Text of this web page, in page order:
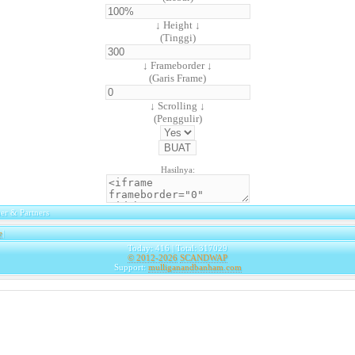
↓ Height ↓
(Tinggi)
↓ Frameborder ↓
(Garis Frame)
↓ Scrolling ↓
(Penggulir)
Hasilnya:
& Partners
|
Today: 416 | Total: 317029
© 2012-2026 SCANDWAP
Support: mulliganandbanham.com